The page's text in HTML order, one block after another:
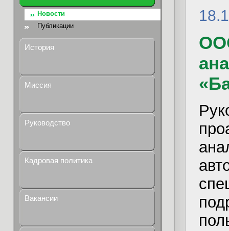
Новости
Публикации
История
Миссия
Руководство
Кадровая политика
Вакансии